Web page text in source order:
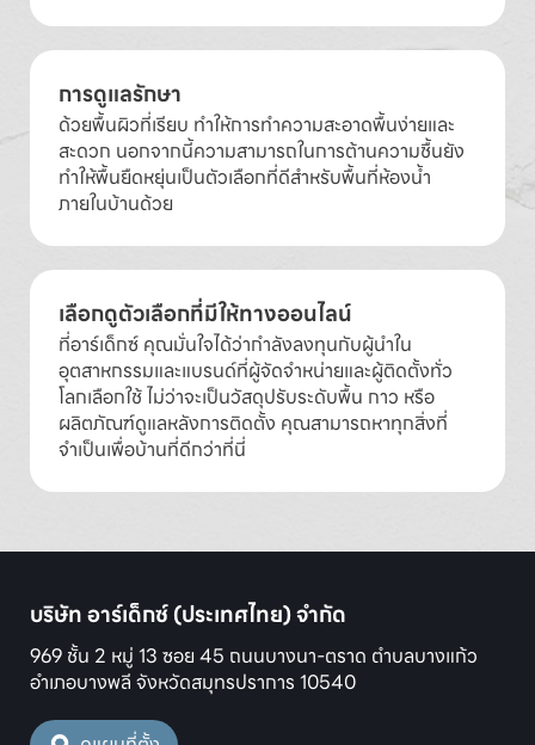
การดูแลรักษา
ด้วยพื้นผิวที่เรียบ ทำให้การทำความสะอาดพื้นง่ายและ
สะดวก นอกจากนี้ความสามารถในการต้านความชื้นยัง
ทำให้พื้นยืดหยุ่นเป็นตัวเลือกที่ดีสำหรับพื้นที่ห้องน้ำ
ภายในบ้านด้วย
เลือกดูตัวเลือกที่มีให้ทางออนไลน์
ที่อาร์เด็กซ์ คุณมั่นใจได้ว่ากำลังลงทุนกับผู้นำใน
อุตสาหกรรมและแบรนด์ที่ผู้จัดจำหน่ายและผู้ติดตั้งทั่ว
โลกเลือกใช้ ไม่ว่าจะเป็นวัสดุปรับระดับพื้น กาว หรือ
ผลิตภัณฑ์ดูแลหลังการติดตั้ง คุณสามารถหาทุกสิ่งที่
จำเป็นเพื่อบ้านที่ดีกว่าที่นี่
บริษัท อาร์เด็กซ์ (ประเทศไทย) จำกัด
969 ชั้น 2 หมู่ 13 ซอย 45 ถนนบางนา-ตราด ตำบลบางแก้ว
อำเภอบางพลี จังหวัดสมุทรปราการ 10540